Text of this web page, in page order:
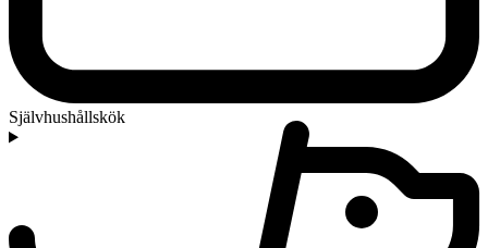
Självhushållskök